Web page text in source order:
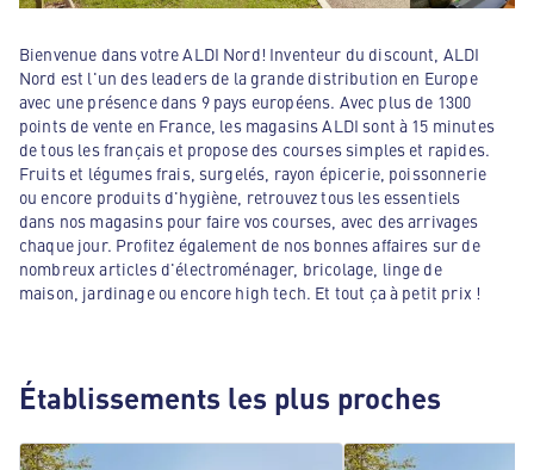
Bienvenue dans votre ALDI Nord! Inventeur du discount, ALDI
Nord est l'un des leaders de la grande distribution en Europe
avec une présence dans 9 pays européens. Avec plus de 1300
points de vente en France, les magasins ALDI sont à 15 minutes
de tous les français et propose des courses simples et rapides.
Fruits et légumes frais, surgelés, rayon épicerie, poissonnerie
ou encore produits d'hygiène, retrouvez tous les essentiels
dans nos magasins pour faire vos courses, avec des arrivages
chaque jour. Profitez également de nos bonnes affaires sur de
nombreux articles d'électroménager, bricolage, linge de
maison, jardinage ou encore high tech. Et tout ça à petit prix !
Établissements les plus proches